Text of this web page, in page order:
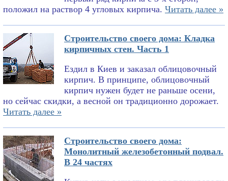
положил на раствор 4 угловых кирпича. Читать далее »
Строительство своего дома: Кладка
кирпичных стен. Часть 1
Ездил в Киев и заказал облицовочный
кирпич. В принципе, облицовочный
кирпич нужен будет не раньше осени,
но сейчас скидки, а весной он традиционно дорожает.
Читать далее »
Строительство своего дома:
Монолитный железобетонный подвал.
В 24 частях